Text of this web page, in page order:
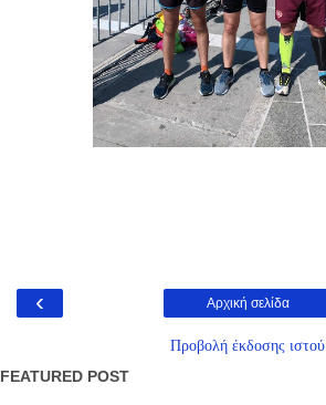
‹ Αρχική σελίδα
Προβολή έκδοσης ιστού
FEATURED POST